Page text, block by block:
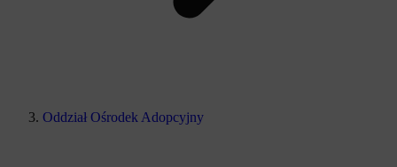
Oddział Ośrodek Adopcyjny